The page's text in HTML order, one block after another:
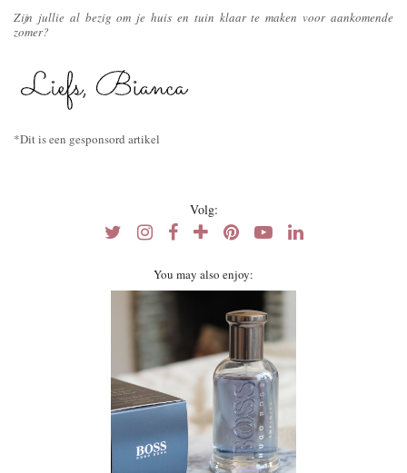
Zijn jullie al bezig om je huis en tuin klaar te maken voor aankomende
zomer?
*Dit is een gesponsord artikel
Volg:
You may also enjoy: